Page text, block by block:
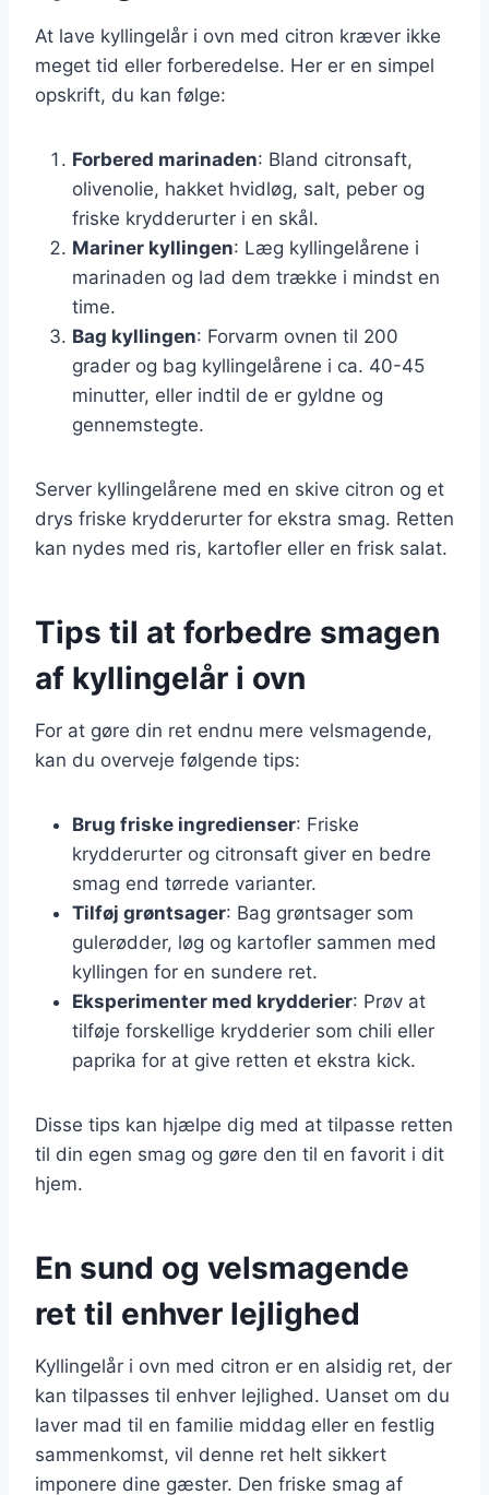
At lave kyllingelår i ovn med citron kræver ikke
meget tid eller forberedelse. Her er en simpel
opskrift, du kan følge:
Forbered marinaden: Bland citronsaft,
olivenolie, hakket hvidløg, salt, peber og
friske krydderurter i en skål.
Mariner kyllingen: Læg kyllingelårene i
marinaden og lad dem trække i mindst en
time.
Bag kyllingen: Forvarm ovnen til 200
grader og bag kyllingelårene i ca. 40-45
minutter, eller indtil de er gyldne og
gennemstegte.
Server kyllingelårene med en skive citron og et
drys friske krydderurter for ekstra smag. Retten
kan nydes med ris, kartofler eller en frisk salat.
Tips til at forbedre smagen
af kyllingelår i ovn
For at gøre din ret endnu mere velsmagende,
kan du overveje følgende tips:
Brug friske ingredienser: Friske
krydderurter og citronsaft giver en bedre
smag end tørrede varianter.
Tilføj grøntsager: Bag grøntsager som
gulerødder, løg og kartofler sammen med
kyllingen for en sundere ret.
Eksperimenter med krydderier: Prøv at
tilføje forskellige krydderier som chili eller
paprika for at give retten et ekstra kick.
Disse tips kan hjælpe dig med at tilpasse retten
til din egen smag og gøre den til en favorit i dit
hjem.
En sund og velsmagende
ret til enhver lejlighed
Kyllingelår i ovn med citron er en alsidig ret, der
kan tilpasses til enhver lejlighed. Uanset om du
laver mad til en familie middag eller en festlig
sammenkomst, vil denne ret helt sikkert
imponere dine gæster. Den friske smag af